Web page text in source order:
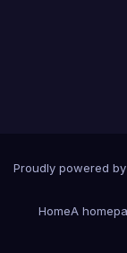
Proudly powered
HomeA